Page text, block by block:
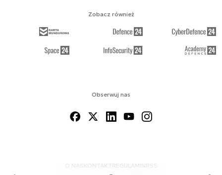
Obserwuj nas
O NAS KONTAKTREGULAMINRSS
Zobacz również